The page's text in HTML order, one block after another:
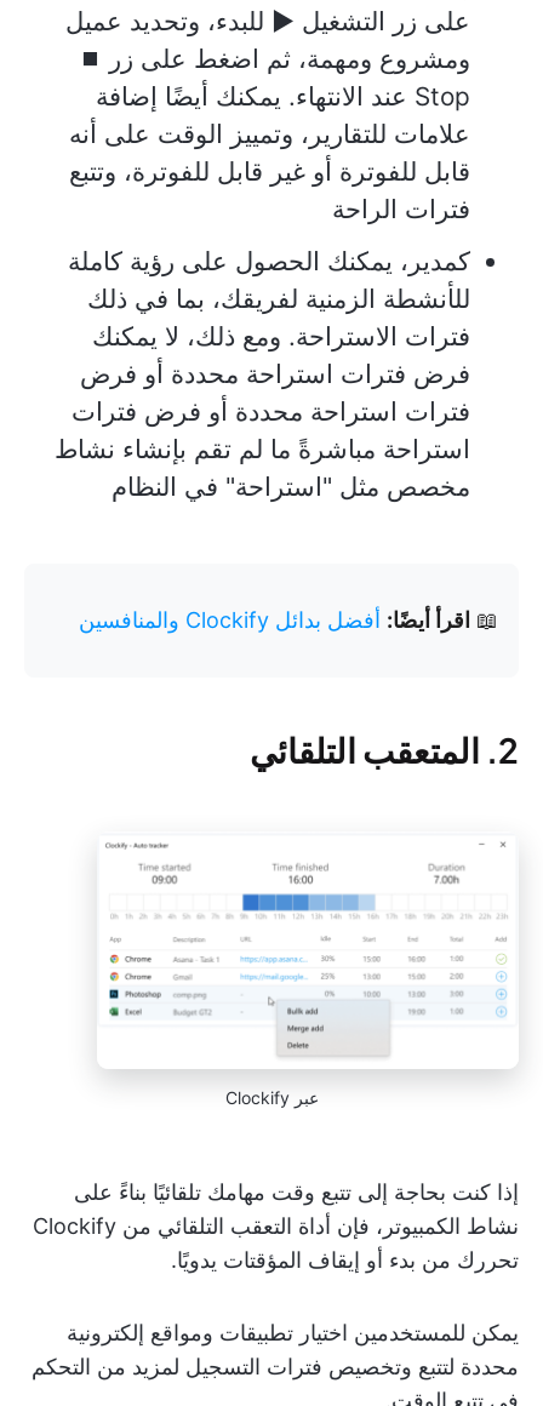
على زر التشغيل ▶️ للبدء، وتحديد عميل
ومشروع ومهمة، ثم اضغط على زر ⏹️
Stop عند الانتهاء. يمكنك أيضًا إضافة
علامات للتقارير، وتمييز الوقت على أنه
قابل للفوترة أو غير قابل للفوترة، وتتبع
فترات الراحة
كمدير، يمكنك الحصول على رؤية كاملة
للأنشطة الزمنية لفريقك، بما في ذلك
فترات الاستراحة. ومع ذلك، لا يمكنك
فرض فترات استراحة محددة أو فرض
فترات استراحة محددة أو فرض فترات
استراحة مباشرةً ما لم تقم بإنشاء نشاط
مخصص مثل "استراحة" في النظام
📖 اقرأ أيضًا: أفضل بدائل Clockify والمنافسين
2. المتعقب التلقائي
عبر Clockify
إذا كنت بحاجة إلى تتبع وقت مهامك تلقائيًا بناءً على
نشاط الكمبيوتر، فإن أداة التعقب التلقائي من Clockify
تحررك من بدء أو إيقاف المؤقتات يدويًا.
يمكن للمستخدمين اختيار تطبيقات ومواقع إلكترونية
محددة لتتبع وتخصيص فترات التسجيل لمزيد من التحكم
في تتبع الوقت.